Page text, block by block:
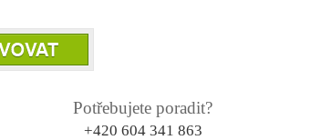
Potřebujete poradit?
+420 604 341 863